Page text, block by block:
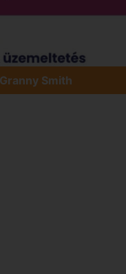
Granny Smith